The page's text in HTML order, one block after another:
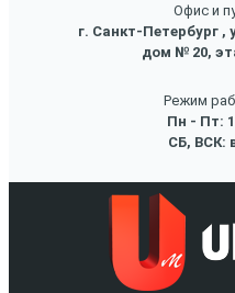
Офис и
г. Санкт-Петербург
дом № 20,
Режим
Пн - Пт:
СБ, ВСК: